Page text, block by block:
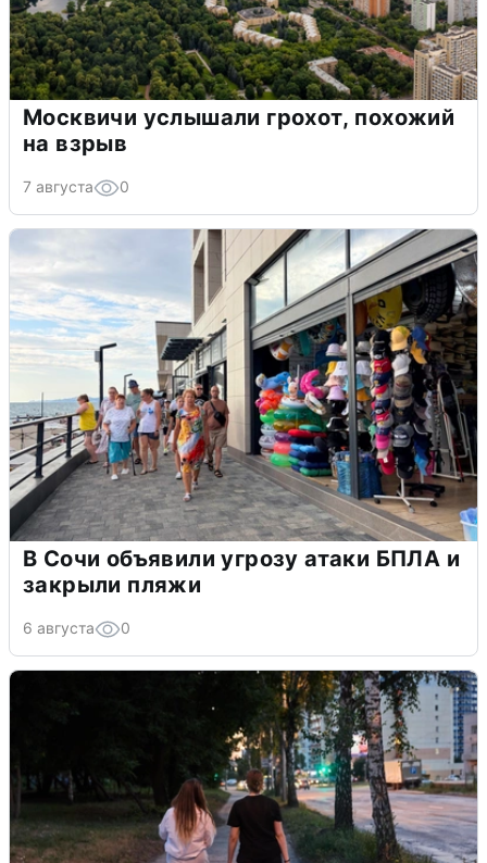
Москвичи услышали грохот, похожий
на взрыв
7 августа 0
В Сочи объявили угрозу атаки БПЛА и
закрыли пляжи
6 августа 0